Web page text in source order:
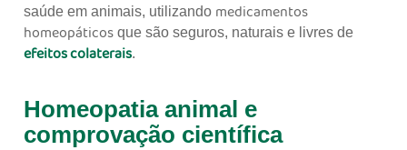
saúde em animais, utilizando medicamentos
homeopáticos que são seguros, naturais e livres de
efeitos colaterais.
Homeopatia animal e
comprovação científica